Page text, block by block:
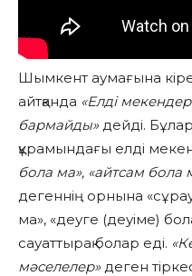
Шымкент аумағына
айтқанда «Елді
бармайды»дейді.
құрамындағы елді
бола ма», «айтсам бола
дегеннің орнына
ма», «деуге (деуіме)
сауаттырақ болар еді.
мәселелер» деген